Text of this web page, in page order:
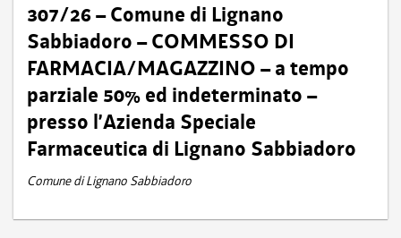
307/26 – Comune di Lignano
Sabbiadoro – COMMESSO DI
FARMACIA/MAGAZZINO – a tempo
parziale 50% ed indeterminato –
presso l’Azienda Speciale
Farmaceutica di Lignano Sabbiadoro
Comune di Lignano Sabbiadoro